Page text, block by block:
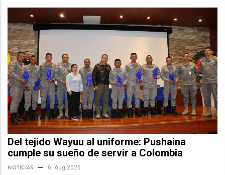
Del tejido Wayuu al uniforme: Pushaina
cumple su sueño de servir a Colombia
NOTICIAS 6, Aug 2026